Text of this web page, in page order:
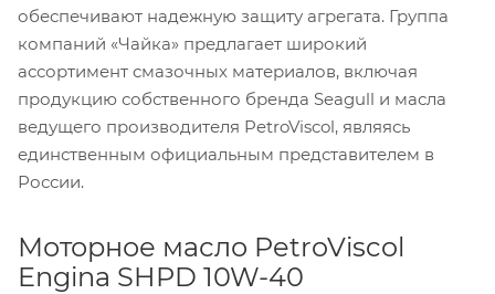
обеспечивают надежную защиту агрегата. Группа
компаний «Чайка» предлагает широкий
ассортимент смазочных материалов, включая
продукцию собственного бренда Seagull и масла
ведущего производителя PetroViscol, являясь
единственным официальным представителем в
России.
Моторное масло PetroViscol
Engina SHPD 10W-40